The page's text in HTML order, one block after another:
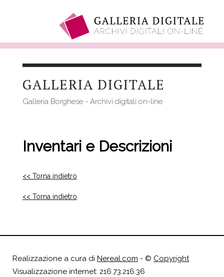
contenutoGALLERIA DIGITALE
Galleria Borghese - Archivi digitali on-line
Inventari e Descrizioni
<< Torna indietro
<< Torna indietro
Realizzazione a cura di Nereal.com - © Copyright
Visualizzazione internet: 216.73.216.36